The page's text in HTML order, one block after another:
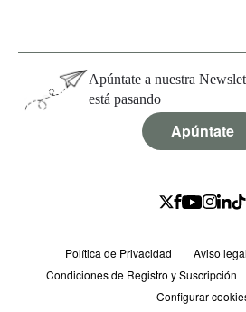
Apúntate a nuestra
está pasando
Apúntate
Política de Privacidad
Aviso
Condiciones de Registro y Suscripción
Configurar